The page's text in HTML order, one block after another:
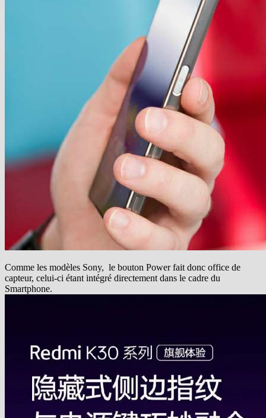
Comme les modèles Sony, le bouton Power fait donc office de
capteur, celui-ci étant intégré directement dans le cadre du
Smartphone.